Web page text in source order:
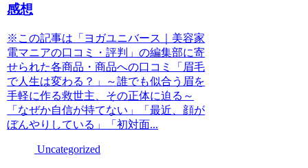
感想
※この記事は「ヨガユニバース｜美容家
電マニアの口コミ・評判」の編集部に寄
せられた各商品・商品への口コミ「眉毛
で人生は変わる？」～誰でも似合う眉を
手軽に作る救世主、その正体に迫る～
「なぜか自信が持てない」「最近、顔が
ぼんやりしている」「初対面...
Uncategorized